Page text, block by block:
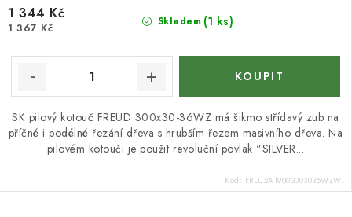
Skladem (1 ks)
1 344 Kč
1 367 Kč
SK pilový kotouč FREUD 300x30-36WZ má šikmo střídavý zub na
příčné i podélné řezání dřeva s hrubším řezem masivního dřeva. Na
pilovém kotouči je použit revoluční povlak "SILVER...
Kód: FRLU2A19003003036WZW.